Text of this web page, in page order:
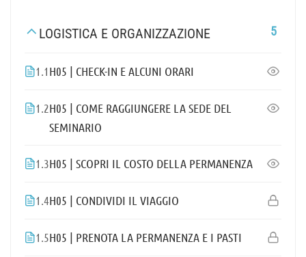
LOGISTICA E ORGANIZZAZIONE 5
1.1H05 | CHECK-IN E ALCUNI ORARI
1.2H05 | COME RAGGIUNGERE LA SEDE DEL
SEMINARIO
1.3H05 | SCOPRI IL COSTO DELLA PERMANENZA
1.4H05 | CONDIVIDI IL VIAGGIO
1.5H05 | PRENOTA LA PERMANENZA E I PASTI